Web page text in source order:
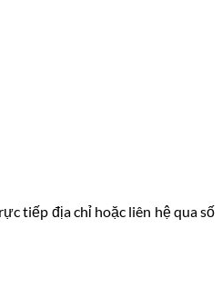
tiếp địa chỉ hoặc liên hệ qua số